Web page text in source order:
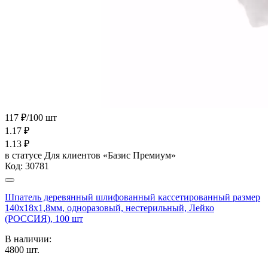
117 ₽/100 шт
1.17 ₽
1.13 ₽
в статусе Для клиентов «Базис Премиум»
Код: 30781
Шпатель деревянный шлифованный кассетированный размер
140х18х1,8мм, одноразовый, нестерильный, Лейко
(РОССИЯ), 100 шт
В наличии:
4800 шт.